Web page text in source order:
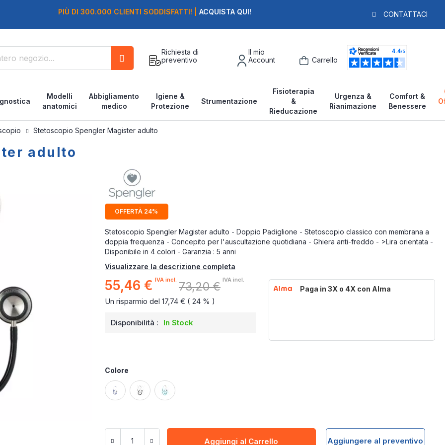
PIÙ DI 300.000 CLIENTI SODDISFATTI! | ACQUISTA QUI! PAGA IN 3X
CONTATTACI
Richiesta di
preventivo
Il mio
Account
Carrello
Modelli
anatomici
Abbigliamento
medico
Igiene &
Protezione
Strumentazione
Fisioterapia
&
Rieducazione
Urgenza &
Rianimazione
Comfort &
Benessere
Stetoscopio Spengler Magister adulto
adulto
OFFERTÀ 24%
Stetoscopio Spengler Magister adulto - Doppio Padiglione - Stetoscopio classico con membrana a
doppia frequenza - Concepito per l'auscultazione quotidiana - Ghiera anti-freddo - >Lira orientata -
Disponibile in 4 colori - Garanzia : 5 anni
Visualizzare la descrizione completa
Prezzo
speciale
55,46 € IVA incl. 73,20 € IVA incl.
Un risparmio del 17,74 € ( 24 % )
Disponibilità : In Stock
Paga in 3X o 4X con Alma
Colore
Aggiungi al Carrello Aggiungere al preventivo